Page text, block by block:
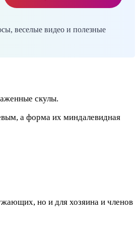
веселые видео и полезные
скулы.
а форма их миндалевидная
но и для хозяина и членов